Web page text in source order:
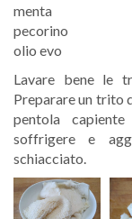
menta
pecorino
olio evo
Lavare bene le
Preparare un trito
pentola
soffrigere e
schiacciato.